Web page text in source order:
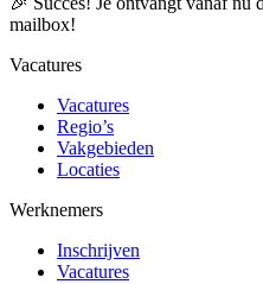
mailbox!
Vacatures
Vacatures
Regio’s
Vakgebieden
Locaties
Werknemers
Inschrijven
Vacatures